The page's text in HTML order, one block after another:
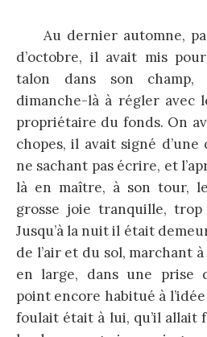
Au dernier automne,
d’octobre, il avait mis
talon dans son champ,
dimanche-là à régler avec
propriétaire du fonds. On
chopes, il avait signé d’une
ne sachant pas écrire, et
là en maître, à son tour,
grosse joie tranquille,
Jusqu’à la nuit il était
de l’air et du sol, marchant
en large, dans une prise
point encore habitué à
foulait était à lui, qu’il allait